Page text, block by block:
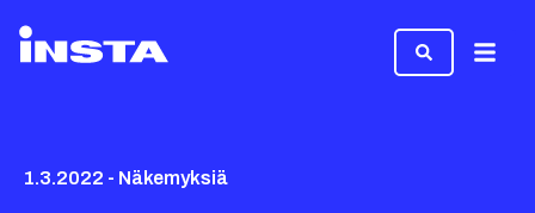
1.3.2022 - Näkemyksiä